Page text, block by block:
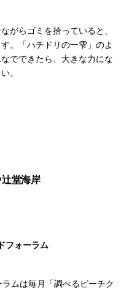
がらゴミを拾っていると、
。「ハチドリの一雫」のよ
でできたら、大きな力にな
。
堂海岸
フォーラム
ムは毎月「調べるビーチク